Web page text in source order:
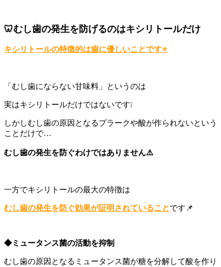
🦷むし歯の発生を防げるのはキシリトールだけ
キシリトールの特徴的は歯に優しいことです⭐️
「むし歯にならない甘味料」というのは
実はキシリトールだけではないです❕
しかしむし歯の原因となるプラークや酸が作られないという
ことだけで…
むし歯の発生を防ぐわけではありません⚠️
一方でキシリトールの最大の特徴は
むし歯の発生を防ぐ効果が証明されていることです📌
◆ミュータンス菌の活動を抑制
むし歯の原因となるミュータンス菌が糖を分解して酸を作り